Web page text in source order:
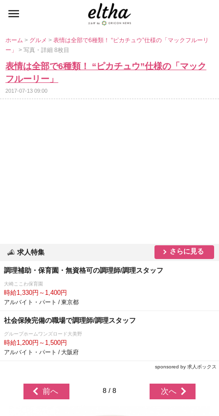
ホーム> グルメ>表情は全部で6種類！ “ピカチュウ”仕様の「マックフルーリ
ー」> 写真・詳細 8枚目
表情は全部で6種類！ “ピカチュウ”仕様の「マック
フルーリー」
2017-07-13 09:00
求人特集 さらに見る
調理補助・保育園・無資格可の調理師/調理スタッフ
大崎ここわ保育園
時給1,330円～1,400円
アルバイト・パート / 東京都
社会保険完備の職場で調理師/調理スタッフ
グループホームワンズロード大美野
時給1,200円～1,500円
アルバイト・パート / 大阪府
sponsored by 求人ボックス
前へ 8 / 8 次へ